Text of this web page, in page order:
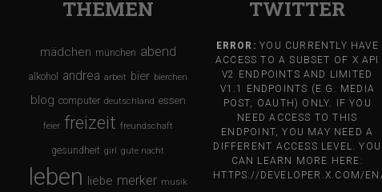
THEMEN
mädchen münchen abend
alkohol andrea arbeit bier bierchen
blog computer deutschland essen
feier freizeit freundschaft
gesundheit girl gute nacht
leben liebe merker musik
TWITTER
ERROR: YOU CURRENTLY HAVE
ACCESS TO A SUBSET OF X API
V2 ENDPOINTS AND LIMITED
V1.1 ENDPOINTS (E.G. MEDIA
POST, OAUTH) ONLY. IF YOU
NEED ACCESS TO THIS
ENDPOINT, YOU MAY NEED A
DIFFERENT ACCESS LEVEL. YOU
CAN LEARN MORE HERE:
HTTPS://DEVELOPER.X.COM/